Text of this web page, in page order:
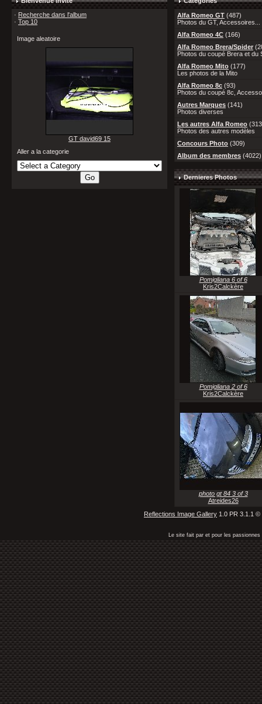
· Recherche dans l'album
· Top 10
Image aleatoire
GT david69 15
Aller a la categorie
Alfa Romeo GT (487)
Photos du GT, Accessoires...
Alfa Romeo 4C (166)
Alfa Romeo Brera/Spider
Photos du coupé Brera et du
Alfa Romeo Mito (177)
Les photos de la Mito
Alfa Romeo 8c (93)
Photos du coupé 8c,
Autres Marques (141)
Photos diverses
Les autres Alfa Romeo
Photos des autres modèles
Concours Photo (309)
Album des membres (4022)
Dernieres Photos
Pomigliana 6 of 6
Kris2Calckère
Pomigliana 2 of 6
Kris2Calckère
photo gt 84 3 of 3
Atreides26
Reflections Image Gallery 1.0 PR 3.1.1
Le site fait par et pour les